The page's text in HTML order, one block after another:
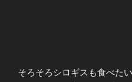
そろそろシロギスも食べた